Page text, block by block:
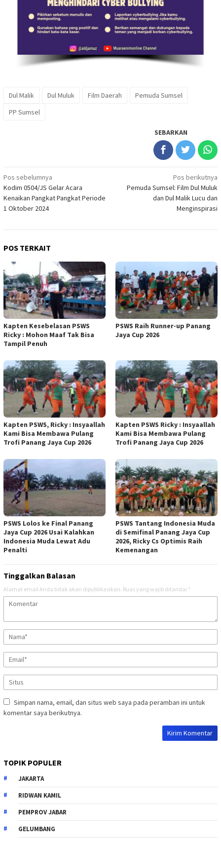
Dul Malik Dul Muluk Film Daerah
Pemuda Sumsel
PP Sumsel
SEBARKAN
Navigasi
pos
Pos sebelumnya
Kodim 0504/JS Gelar Acara
Kenaikan Pangkat Pangkat Periode
1 Oktober 2024
Pos berikutnya
Pemuda Sumsel: Film Dul Muluk
dan Dul Malik Lucu dan
Menginspirasi
POS TERKAIT
Kapten Kesebelasan PSWS
Ricky : Mohon Maaf Tak Bisa
Tampil Penuh
PSWS Raih Runner-up Panang
Jaya Cup 2026
Kapten PSWS, Ricky : Insyaallah
Kami Bisa Membawa Pulang
Trofi Panang Jaya Cup 2026
Kapten PSWS Ricky : Insyaallah
Kami Bisa Membawa Pulang
Trofi Panang Jaya Cup 2026
PSWS Lolos ke Final Panang
Jaya Cup 2026 Usai Kalahkan
Indonesia Muda Lewat Adu
Penalti
PSWS Tantang Indonesia Muda
di Semifinal Panang Jaya Cup
2026, Ricky Cs Optimis Raih
Kemenangan
Tinggalkan Balasan
Alamat email Anda tidak akan dipublikasikan. Ruas yang wajib ditandai *
Simpan nama, email, dan situs web saya pada peramban ini untuk
komentar saya berikutnya.
TOPIK POPULER
JAKARTA
RIDWAN KAMIL
PEMPROV JABAR
GELUMBANG